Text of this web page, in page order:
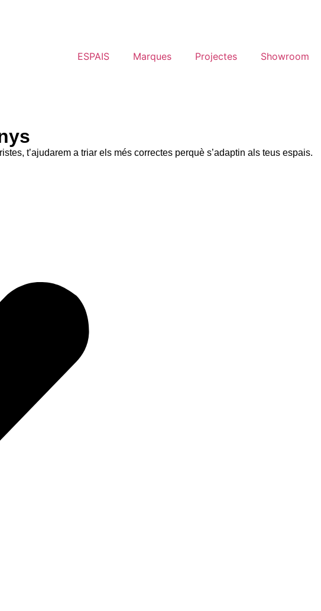
ESPAIS Marques Projectes Showroom
t’ajudarem a triar els més correctes perquè s’adaptin als teus espais.